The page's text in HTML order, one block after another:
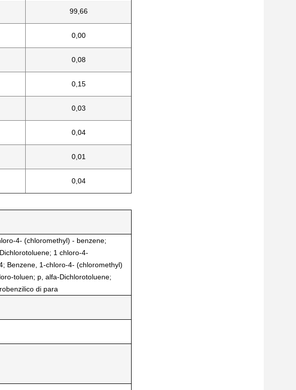
99,66
0,00
0,08
0,15
0,03
0,04
0,01
0,04
4- (chloromethyl) - benzene;
1 chloro-4-
Benzene, 1-chloro-4- (chloromethyl)
toluen; p, alfa-Dichlorotoluene;
di para